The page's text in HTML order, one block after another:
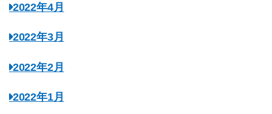
2022年4月
2022年3月
2022年2月
2022年1月